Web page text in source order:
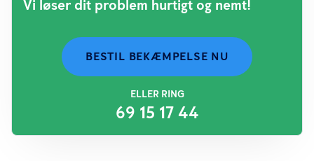
Vi løser dit problem hurtigt og nemt!
BESTIL BEKÆMPELSE NU
ELLER RING
69 15 17 44